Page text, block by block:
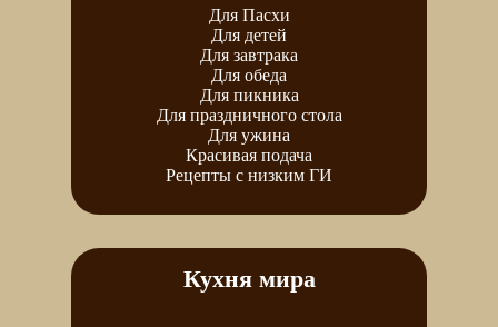
Для Пасхи
Для детей
Для завтрака
Для обеда
Для пикника
Для праздничного стола
Для ужина
Красивая подача
Рецепты с низким ГИ
Кухня мира